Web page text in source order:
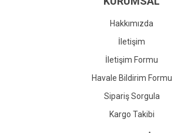
Gönder
Hakkımızda
İletişim
İletişim Formu
Havale Bildirim Formu
Sipariş Sorgula
Kargo Takibi